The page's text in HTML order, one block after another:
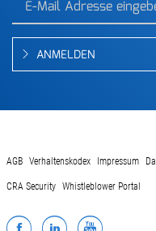
ANMELDEN
AGB Verhaltenskodex Impressum
CRA Security Whistleblower Portal
Facebook
LinkedIn